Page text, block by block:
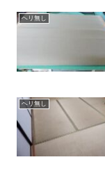
ヘリ無し
ヘリ無し